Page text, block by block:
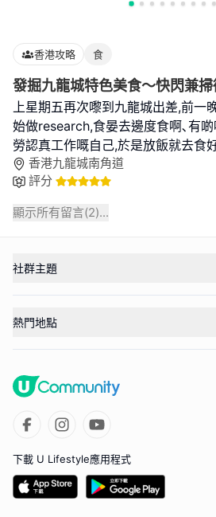
香港攻略 食
發掘九龍城特色美食～快閃兼
上星期五再次嚟到九龍城出差,前一
始做research,食晏去邊度食啊､有
勞認真工作嘅自己,於是放飯就去食
香港九龍城南角道
評分
顯示所有留言(2)...
社群主題
熱門地點
下載 U Lifestyle應用程式